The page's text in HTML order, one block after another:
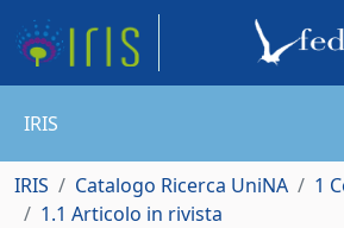
IRIS
IRIS Catalogo Ricerca UniNA
1
1.1 Articolo in rivista